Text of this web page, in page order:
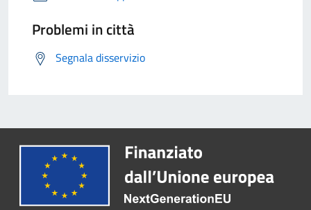
Problemi in città
Segnala disservizio